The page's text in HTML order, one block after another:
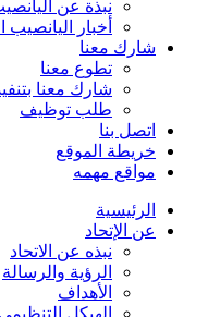
نبذة عن
أخبار اليانصيب
شارك معنا
تطوع معنا
شارك معنا
طلب توظيف
اتصل بنا
خريطة الموقع
مواقع مهمه
الرئيسية
عن الإتحاد
نبذه عن الاتحاد
الرؤية والرسالة
الأهداف